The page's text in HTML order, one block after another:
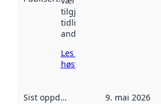
tilgjengelig
tidligere
andre steder.
Les mer om
høsting her
Sist oppdatert 9. mai 2026